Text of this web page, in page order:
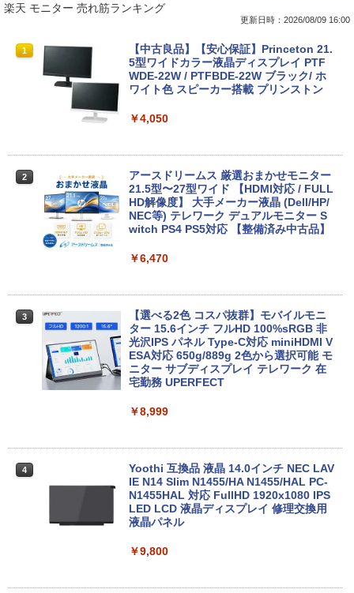
1
8月5日限定10倍＆抽選10000P！｜2021
年モデル！高性能ノートパソコン Windo
ws11 富士通 LIFEBOOK A5511 第11世
代Celeron 6305U最大メモリ32GB 秒速
画面 ノートパソコン中古 オフィス付き
￥15,120
新古品ノートパソコン Intel Celeron Wi
ndows11 Pro Office 2024付き メモリ16
oth 無線LAN USB3.0 軽量 モバイル ビ
￥21,980
【1500円OFFクーポン】【DVDドライブ
&テンキー】ノートパソコン 中古パソコ
ン 15.6インチ SSD256GB メモリ8GB C
付き Windows11 東芝 dynabook B65
￥21,800
【★最大100%ポイント】【新生活応援・
HD】富士通 LIFEBOOK U939/第8世代 C
SB-C/USB3.1/パソコン 中古PC 中古ノー
1
R309-Apple Mac mini A1347 1点 MacO
S Catalina 10.15.7/CPU Core i5-4260U/
メモリ 4GB/SATA 500GB intel HD Grap
hics 5000 1536MB グラフィックス搭載
中古パソコン | NEC | Mate MRL36L-5 |
Windows11 | デスクトップ | 一年保証 |
第9世代 | Core i3 9100 3.6(〜最大4.2)G
Hz | MEM:8GB | SSD:256GB(新品) | DV
【エントリーでポイント100％還元のチ
ャンス】GMKtec G5S ミニpc 【Intel N
5095 DDR5 8GB 128GB SSD】mini pc
Windows11 Pro 超軽量 4コア/4スレッド
2.9GHz ミニパソコン M.2 2242 SATA WI
トップPC NucBox みにpc 省エネ オフィ
￥46,248
Office2024付き デスクトップPC デスク
トップ パソコン ビジネス 第14世代 core
SSD 128GB～2TB メモリ8GB～32GB 2
み
楽天 モニター 売れ筋ランキング
更新日時：2026/08/09 16:00
1
【中古良品】【安心保証】Princeton 21.
5型ワイドカラー液晶ディスプレイ PTF
WDE-22W / PTFBDE-22W ブラック/ ホ
ワイト色 スピーカー搭載 プリンストン
￥4,050
2
アースドリームス 厳選おまかせモニター
21.5型〜27型ワイド 【HDMI対応 / FULL
HD解像度】 大手メーカー液晶 (Dell/HP/
NEC等) テレワーク デュアルモニター S
witch PS4 PS5対応 【整備済み中古品】
￥6,470
3
【選べる2色 コスパ抜群】モバイルモニ
ター 15.6インチ フルHD 100%sRGB 非
光沢IPS パネル Type-C対応 miniHDMI V
ESA対応 650g/889g 2色から選択可能 モ
ニター サブディスプレイ テレワーク 在
宅勤務 UPERFECT
￥8,999
4
Yoothi 互換品 液晶 14.0インチ NEC LAV
IE N14 Slim N1455/HA N1455/HAL PC-
N1455HAL 対応 FullHD 1920x1080 IPS
LED LCD 液晶ディスプレイ 修理交換用
液晶パネル
￥9,800